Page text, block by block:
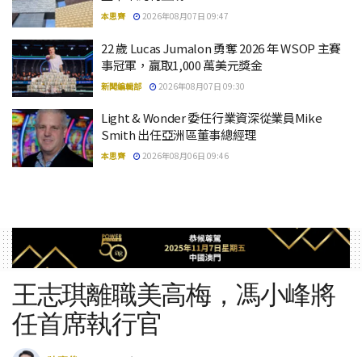
本思齊 2026年08月07日 09:47
22 歲 Lucas Jumalon 勇奪 2026 年 WSOP 主賽
事冠軍，贏取1,000 萬美元獎金
新聞編輯部 2026年08月07日 09:30
Light & Wonder 委任行業資深從業員Mike
Smith 出任亞洲區董事總經理
本思齊 2026年08月06日 09:46
王志琪離職美高梅，馮小峰將
任首席執行官